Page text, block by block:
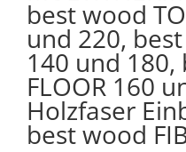
best wood
und 220,
140 und 180,
FLOOR 160
Holzfaser
best wood